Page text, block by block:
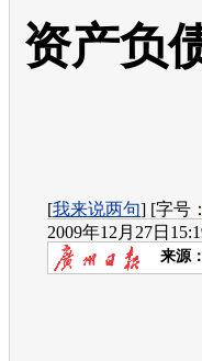
资产负
[我来说两句] [字号：
2009年12月27日
来源：